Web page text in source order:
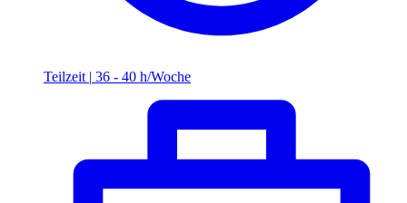
Teilzeit | 36 - 40 h/Woche